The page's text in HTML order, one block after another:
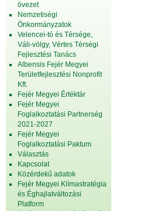
övezet
Nemzetiségi
Önkormányzatok
Velencei-tó és Térsége,
Váli-völgy, Vértes Térségi
Fejlesztési Tanács
Albensis Fejér Megyei
Területfejlesztési Nonprofit
Kft.
Fejér Megyei Értéktár
Fejér Megyei
Foglalkoztatási Partnerség
2021-2027
Fejér Megyei
Foglalkoztatási Paktum
Választás
Kapcsolat
Közérdekű adatok
Fejér Megyei Klímastratégia
és Éghajlatváltozási
Platform